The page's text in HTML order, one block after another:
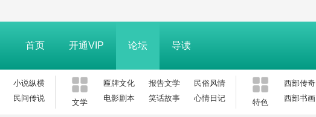
首页 开通VIP 论坛 导读
小说纵横
民间传说 文学
匾牌文化 报告文学
民俗风情
电影剧本
笑话故事 心情日记 特色
西部传奇
西部书画